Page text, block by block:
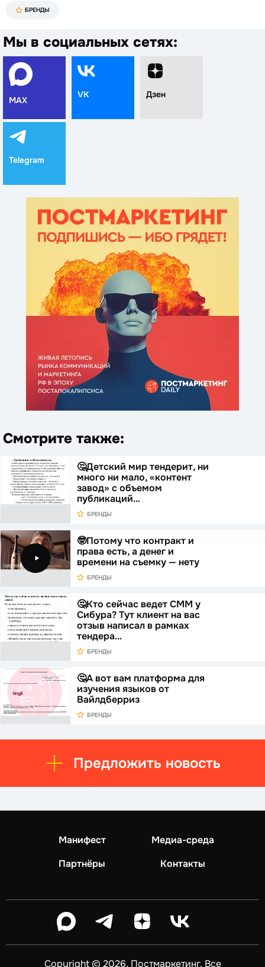
БРЕНДЫ
Мы в социальных сетях:
MAX
VK Дзен
Telegram
Смотрите также:
🤔Детский мир тендерит, ни
много ни мало, «контент
завод» с объемом
публикаций…
БРЕНДЫ
🤓Потому что контракт и
права есть, а денег и
времени на съемку — нету
БРЕНДЫ
🤔Кто сейчас ведет СММ у
Сибура? Тут клиент на вас
отзыв написал в рамках
тендера…
БРЕНДЫ
🤔А вот вам платформа для
изучения языков от
Вайлдберриз
БРЕНДЫ
Предложить новость
Манифест
Медиа-среда
Партнёры
Контакты
Copyright © 2026, Постмаркетинг. Все